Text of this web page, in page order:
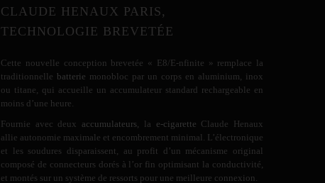
CLAUDE HENAUX PARIS,
TECHNOLOGIE BREVETÉE
Cette nouvelle conception brevetée « E8/E-nfinite » remplace la
traditionnelle batterie monobloc par un corps en aluminium, inox
ou titane, qui accueille un accumulateur standard rechargeable en
moins d’une heure.
Fournie avec deux accumulateurs , la e-cigarette Claude Henaux
allie autonomie maximale et encombrement minimal. L’électronique
et les soudures disparaissent, au profit d’un mécanisme original
composé de connecteurs dorés à l’or fin optimisant la conductivité,
et montés sur un système de ressorts pour une meilleure connexion.